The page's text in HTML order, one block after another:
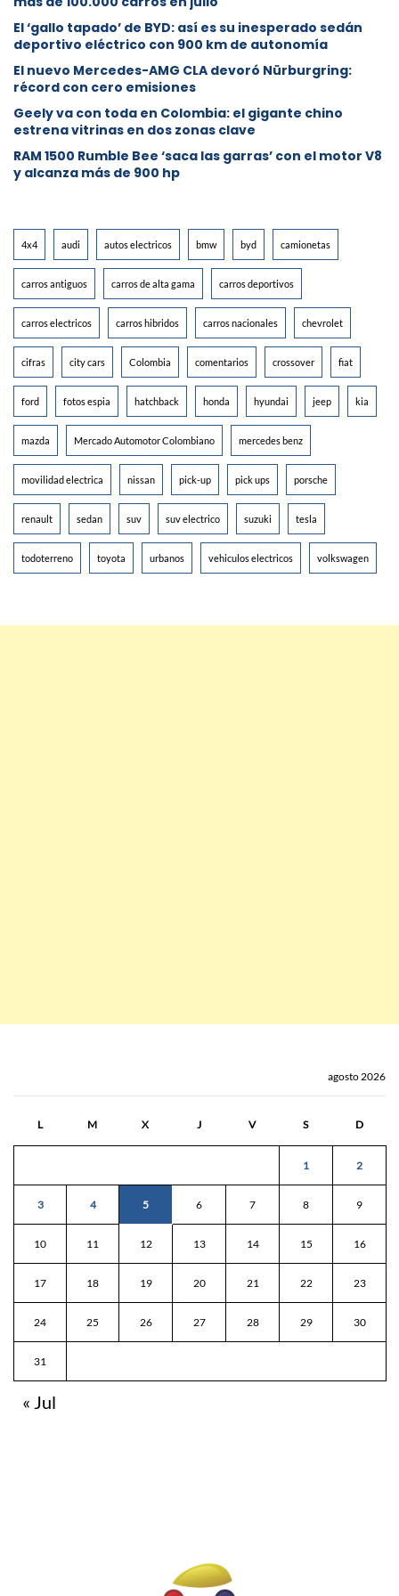
El ‘gallo tapado’ de BYD: así es su inesperado sedán
deportivo eléctrico con 900 km de autonomía
El nuevo Mercedes-AMG CLA devoró Nürburgring:
récord con cero emisiones
Geely va con toda en Colombia: el gigante chino
estrena vitrinas en dos zonas clave
RAM 1500 Rumble Bee ‘saca las garras’ con el motor V8
y alcanza más de 900 hp
4x4 audi autos electricos bmw byd camionetas
carros antiguos carros de alta gama carros deportivos
carros electricos carros hibridos carros nacionales chevrolet
cifras city cars Colombia comentarios crossover fiat
ford fotos espia hatchback honda hyundai jeep kia
mazda Mercado Automotor Colombiano mercedes benz
movilidad electrica nissan pick-up pick ups porsche
renault sedan suv suv electrico suzuki tesla
todoterreno toyota urbanos vehiculos electricos volkswagen
agosto 2026
L M X J V S D
1 2
3 4 5 6 7 8 9
10 11 12 13 14 15 16
17 18 19 20 21 22 23
24 25 26 27 28 29 30
31
« Jul